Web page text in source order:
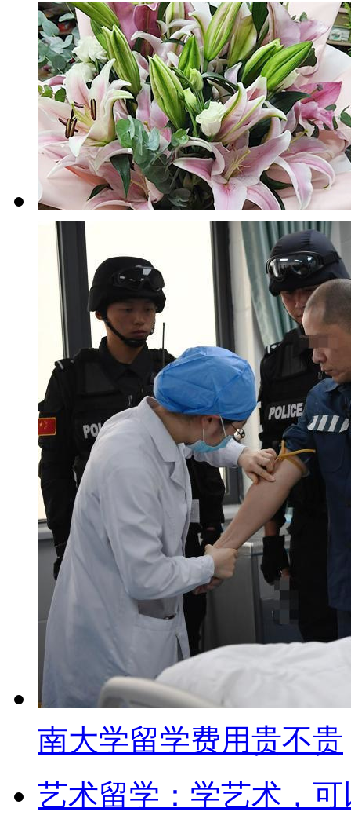
南大学留学费用贵不贵
艺术留学：学艺术，